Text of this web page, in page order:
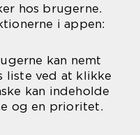
hos brugerne.
i appen:
kan nemt
liste ved at klikke
kan indeholde
og en prioritet.